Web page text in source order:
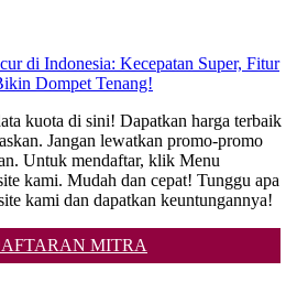
di Indonesia: Kecepatan Super, Fitur
Dompet Tenang!
kuota di sini! Dapatkan harga terbaik
Jangan lewatkan promo-promo
Untuk mendaftar, klik Menu
kami. Mudah dan cepat! Tunggu apa
kami dan dapatkan keuntungannya!
MITRA